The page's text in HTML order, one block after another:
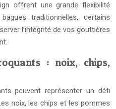
offrent une grande flexibilité
traditionnelles, certains
l’intégrité de vos gouttières
: noix, chips,
peuvent représenter un défi
noix, les chips et les pommes